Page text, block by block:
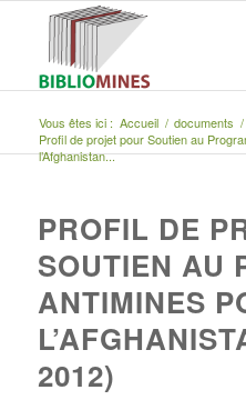
Vous êtes ici : Accueil / documents /
Profil de projet pour Soutien au
l’Afghanistan...
PROFIL DE
SOUTIEN AU
ANTIMINES
2012)